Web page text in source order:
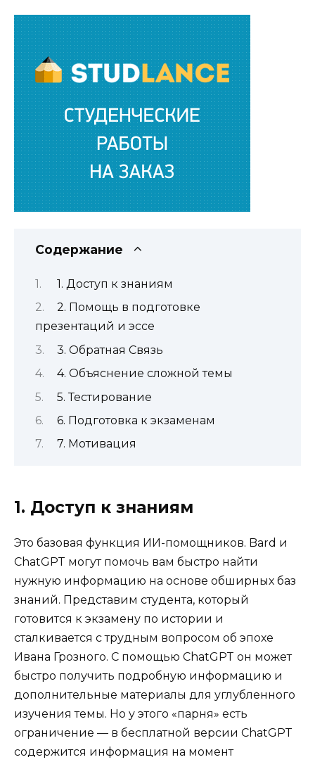
Содержание
1. Доступ к знаниям
2. Помощь в подготовке
презентаций и эссе
3. Обратная Связь
4. Объяснение сложной темы
5. Тестирование
6. Подготовка к экзаменам
7. Мотивация
1. Доступ к знаниям
Это базовая функция ИИ-помощников. Bard и
ChatGPT могут помочь вам быстро найти
нужную информацию на основе обширных баз
знаний. Представим студента, который
готовится к экзамену по истории и
сталкивается с трудным вопросом об эпохе
Ивана Грозного. С помощью ChatGPT он может
быстро получить подробную информацию и
дополнительные материалы для углубленного
изучения темы. Но у этого «парня» есть
ограничение — в бесплатной версии ChatGPT
содержится информация на момент